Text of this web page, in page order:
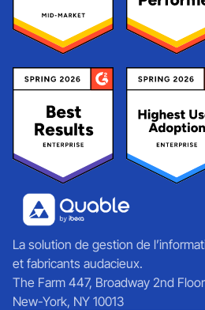
La solution de gestion de
et fabricants audacieux.
The Farm 447, Broadway 2nd Floor
New-York, NY 10013